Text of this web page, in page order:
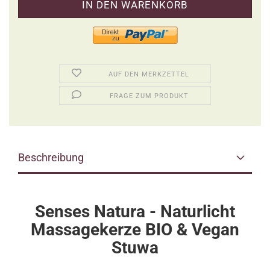
AUF DEN MERKZETTEL
FRAGE ZUM PRODUKT
Beschreibung
Senses Natura - Naturlicht
Massagekerze BIO & Vegan
Stuwa